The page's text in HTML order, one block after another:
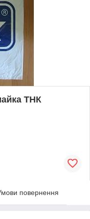
ТНК
повернення